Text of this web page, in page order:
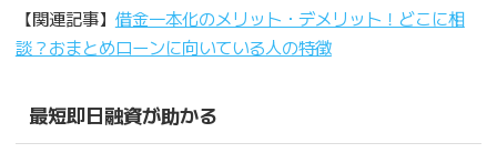
【関連記事】 借金一本化のメリット・デメリット！どこに相
談？おまとめローンに向いている人の特徴
最短即日融資が助かる